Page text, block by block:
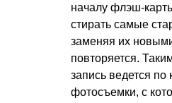
началу флэш-
стирать самые
заменяя их
повторяется.
запись ведется по
фотосъемки, с